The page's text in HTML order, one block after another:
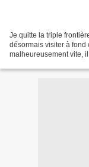
Je quitte la triple
désormais visiter à fond
malheureusement vite,